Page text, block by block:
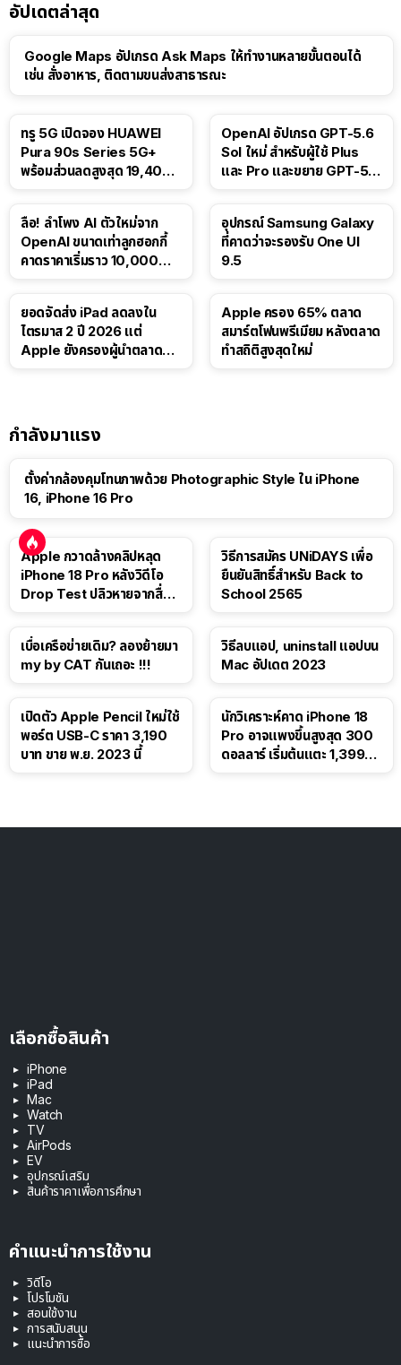
อัปเดตล่าสุด
Google Maps อัปเกรด Ask Maps ให้ทำงานหลายขั้นตอนได้
เช่น สั่งอาหาร, ติดตามขนส่งสาธารณะ
ทรู 5G เปิดจอง HUAWEI
Pura 90s Series 5G+
พร้อมส่วนลดสูงสุด 19,400
OpenAI อัปเกรด GPT-5.6
Sol ใหม่ สำหรับผู้ใช้ Plus
และ Pro และขยาย GPT-5.6
ลือ! ลำโพง AI ตัวใหม่จาก
OpenAI ขนาดเท่าลูกฮอกกี้
คาดราคาเริ่มราว 10,000
อุปกรณ์ Samsung Galaxy
ที่คาดว่าจะรองรับ One UI
9.5
ยอดจัดส่ง iPad ลดลงใน
ไตรมาส 2 ปี 2026 แต่
Apple ยังครองผู้นำตลาด
Apple ครอง 65% ตลาด
สมาร์ตโฟนพรีเมียม หลังตลาด
ทำสถิติสูงสุดใหม่
กำลังมาแรง
ตั้งค่ากล้องคุมโทนภาพด้วย Photographic Style ใน iPhone
16, iPhone 16 Pro
Apple กวาดล้างคลิปหลุด
iPhone 18 Pro หลังวิดีโอ
Drop Test ปลิวหายจากสื่อ
วิธีการสมัคร UNiDAYS เพื่อ
ยืนยันสิทธิ์สำหรับ Back to
School 2565
เบื่อเครือข่ายเดิม? ลองย้ายมา
my by CAT กันเถอะ !!!
วิธีลบแอป, uninstall แอปบน
Mac อัปเดต 2023
เปิดตัว Apple Pencil ใหม่ใช้
พอร์ต USB-C ราคา 3,190
บาท ขาย พ.ย. 2023 นี้
นักวิเคราะห์คาด iPhone 18
Pro อาจแพงขึ้นสูงสุด 300
ดอลลาร์ เริ่มต้นแตะ 1,399
เลือกซื้อสินค้า
iPhone
iPad
Mac
Watch
TV
AirPods
EV
อุปกรณ์เสริม
สินค้าราคาเพื่อการศึกษา
คำแนะนำการใช้งาน
วิดีโอ
โปรโมชัน
สอนใช้งาน
การสนับสนุน
แนะนำการซื้อ